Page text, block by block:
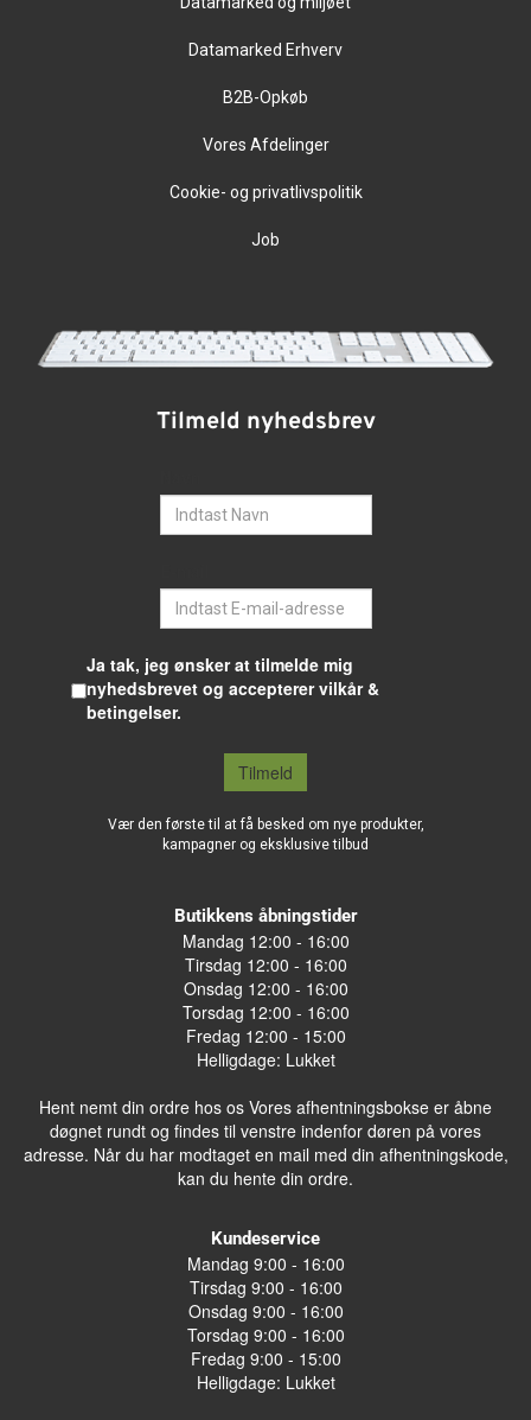
Datamarked Erhverv
B2B-Opkøb
Vores Afdelinger
Cookie- og privatlivspolitik
Job
Tilmeld nyhedsbrev
Ja tak, jeg ønsker at tilmelde mig
nyhedsbrevet og accepterer vilkår &
betingelser.
Tilmeld
Vær den første til at få besked om nye produkter,
kampagner og eksklusive tilbud
Butikkens åbningstider
Mandag 12:00 - 16:00
Tirsdag 12:00 - 16:00
Onsdag 12:00 - 16:00
Torsdag 12:00 - 16:00
Fredag 12:00 - 15:00
Helligdage: Lukket
Hent nemt din ordre hos os Vores afhentningsbokse er åbne
døgnet rundt og findes til venstre indenfor døren på vores
adresse. Når du har modtaget en mail med din afhentningskode,
kan du hente din ordre.
Kundeservice
Mandag 9:00 - 16:00
Tirsdag 9:00 - 16:00
Onsdag 9:00 - 16:00
Torsdag 9:00 - 16:00
Fredag 9:00 - 15:00
Helligdage: Lukket